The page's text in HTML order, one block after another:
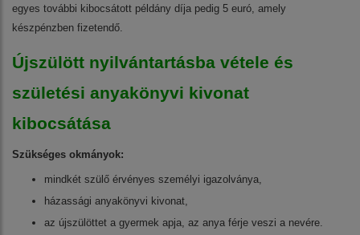
egyes további kibocsátott példány díja pedig 5 euró, amely
készpénzben fizetendő.
Újszülött nyilvántartásba vétele és
születési anyakönyvi kivonat
kibocsátása
Szükséges okmányok:
mindkét szülő érvényes személyi igazolványa,
házassági anyakönyvi kivonat,
az újszülöttet a gyermek apja, az anya férje veszi a nevére.